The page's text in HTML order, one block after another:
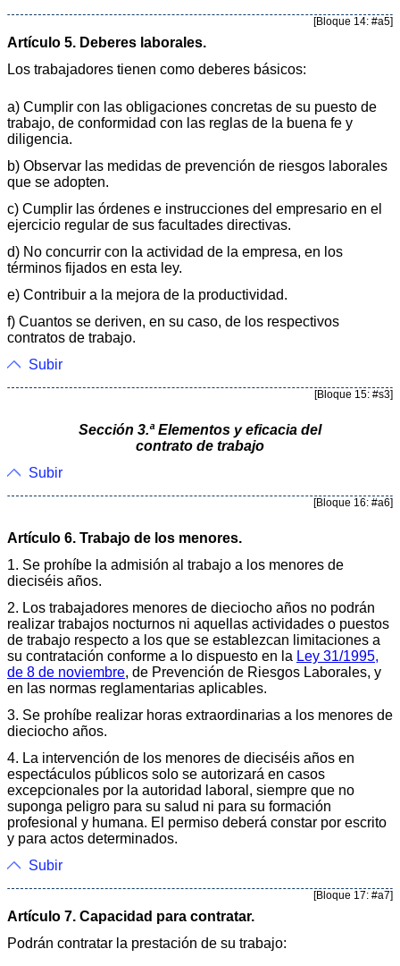
[Bloque 14: #a5]
Artículo 5. Deberes laborales.
Los trabajadores tienen como deberes básicos:
a) Cumplir con las obligaciones concretas de su puesto de
trabajo, de conformidad con las reglas de la buena fe y
diligencia.
b) Observar las medidas de prevención de riesgos laborales
que se adopten.
c) Cumplir las órdenes e instrucciones del empresario en el
ejercicio regular de sus facultades directivas.
d) No concurrir con la actividad de la empresa, en los
términos fijados en esta ley.
e) Contribuir a la mejora de la productividad.
f) Cuantos se deriven, en su caso, de los respectivos
contratos de trabajo.
Subir
[Bloque 15: #s3]
Sección 3.ª Elementos y eficacia del
contrato de trabajo
Subir
[Bloque 16: #a6]
Artículo 6. Trabajo de los menores.
1. Se prohíbe la admisión al trabajo a los menores de
dieciséis años.
2. Los trabajadores menores de dieciocho años no podrán
realizar trabajos nocturnos ni aquellas actividades o puestos
de trabajo respecto a los que se establezcan limitaciones a
su contratación conforme a lo dispuesto en la Ley 31/1995,
de 8 de noviembre, de Prevención de Riesgos Laborales, y
en las normas reglamentarias aplicables.
3. Se prohíbe realizar horas extraordinarias a los menores de
dieciocho años.
4. La intervención de los menores de dieciséis años en
espectáculos públicos solo se autorizará en casos
excepcionales por la autoridad laboral, siempre que no
suponga peligro para su salud ni para su formación
profesional y humana. El permiso deberá constar por escrito
y para actos determinados.
Subir
[Bloque 17: #a7]
Artículo 7. Capacidad para contratar.
Podrán contratar la prestación de su trabajo: